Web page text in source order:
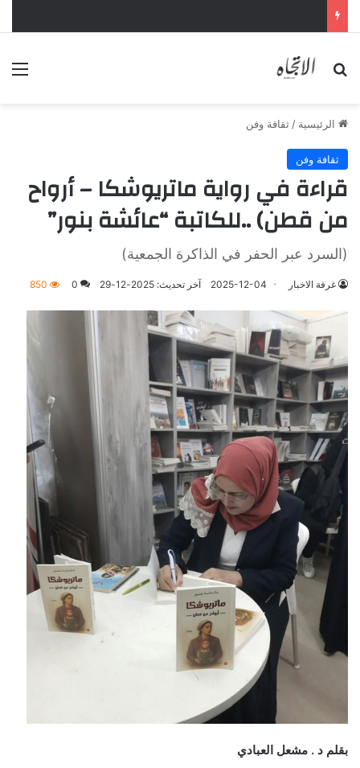
بحث عن
الرئيسية / ثقافة وفن
ثقافة وفن
قراءة في رواية ماتريوشكا – أرواح
من قطن) ..للكاتبة “عائشة بنور”
(السرد عبر الحفر في الذاكرة الجمعية)
غرفة الاخبار 2025-12-04 آخر تحديث: 2025-12-29 0
850
بقلم د . مشعل العبادي